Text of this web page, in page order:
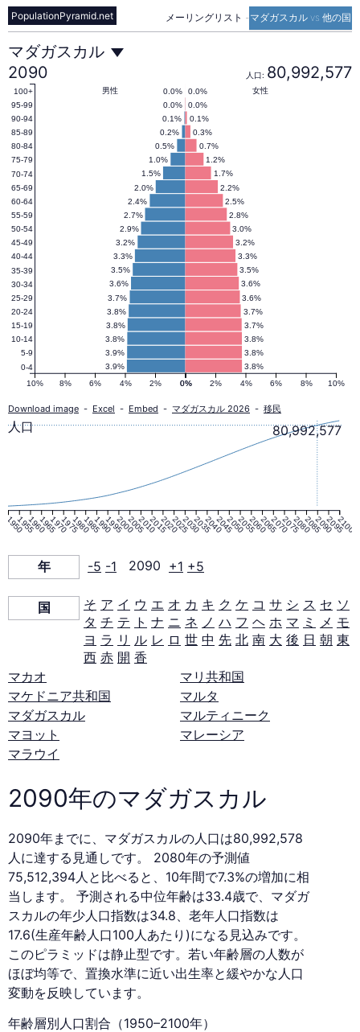
メーリングリスト - マダガスカル vs 他の国
PopulationPyramid.net
マ
ダ
ガ
ス
カ
ル
の
人
口
ラ
ミ
ッ
2090
年
マダガスカル
2090
人口: 80,992,577
3.8%
3.9%
3.8%
3.9%
3.8%
3.8%
3.7%
3.8%
3.7%
3.8%
3.6%
3.7%
3.6%
3.6%
3.5%
3.5%
3.3%
3.3%
3.2%
3.2%
3.0%
2.9%
2.8%
2.7%
2.5%
2.4%
2.2%
2.0%
1.7%
1.5%
1.2%
1.0%
0.7%
0.5%
0.3%
0.2%
0.1%
0.1%
0.0%
0.0%
0.0%
0.0% 女性
男性
0% 2% 4% 6% 8% 10%
10% 8% 6% 4% 2% 0%
0-4
5-9
10-14
15-19
20-24
25-29
30-34
35-39
40-44
45-49
50-54
55-59
60-64
65-69
70-74
75-79
80-84
85-89
90-94
95-99
100+
Download image - Excel - Embed - マダガスカル 2026 - 移民
1950195519601965197019751980198519901995200020052010201520202025203020352040204520502055206020652070207520802085209020952100
80,992,577
人口
年 -5 -1 2090 +1 +5
国 そ ア イ ウ エ オ カ キ ク ケ コ サ シ ス セ ソ
タ チ テ ト ナ ニ ネ ノ ハ フ ヘ ホ マ ミ メ モ
ヨ ラ リ ル レ ロ 世 中 先 北 南 大 後 日 朝 東
西 赤 開 香
マカオ
マケドニア共和国
マダガスカル
マヨット
マラウイ
マリ共和国
マルタ
マルティニーク
マレーシア
2090年のマダガスカル
2090年までに、マダガスカルの人口は80,992,578
人に達する見通しです。 2080年の予測値
75,512,394人と比べると、10年間で7.3%の増加に相
当します。 予測される中位年齢は33.4歳で、マダガ
スカルの年少人口指数は34.8、老年人口指数は
17.6(生産年齢人口100人あたり)になる見込みです。
このピラミッドは静止型です。若い年齢層の人数が
ほぼ均等で、置換水準に近い出生率と緩やかな人口
変動を反映しています。
年齢層別人口割合（1950–2100年）